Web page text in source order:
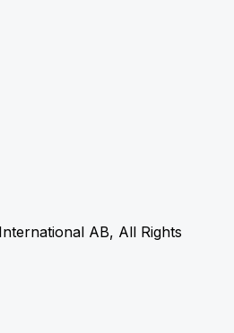
AB, All Rights